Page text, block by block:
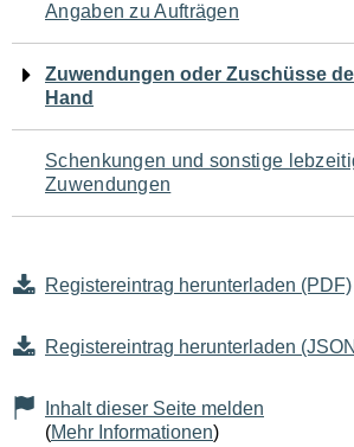
Angaben zu Aufträgen
Zuwendungen oder Zuschüsse
Hand
Schenkungen und sonstige
Zuwendungen
Registereintrag herunterladen (PDF)
Registereintrag herunterladen
Inhalt dieser Seite melden
(Mehr Informationen)